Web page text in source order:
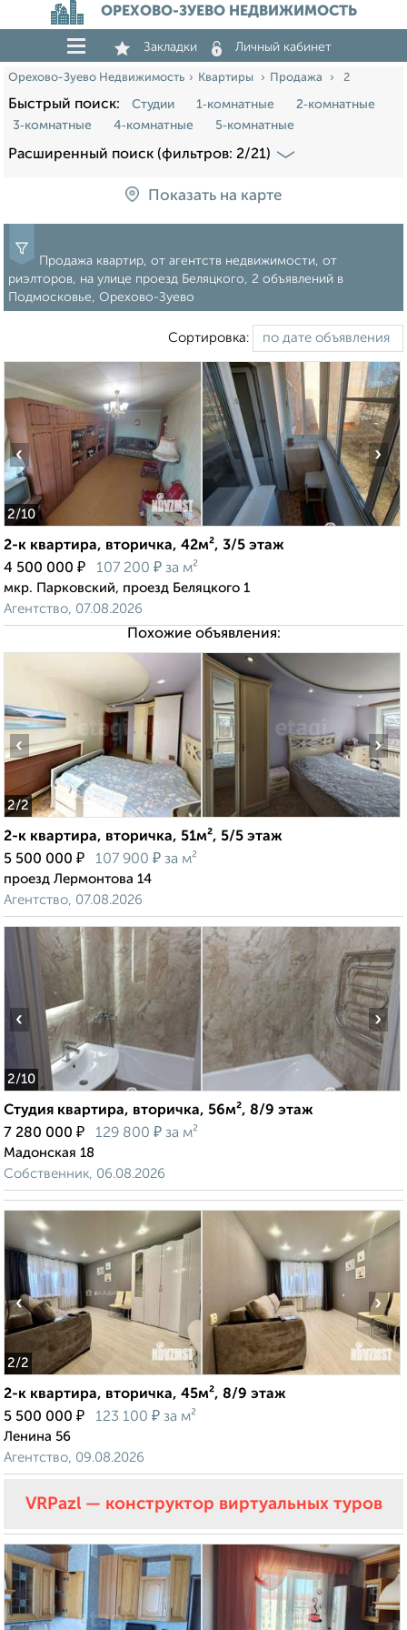
ОРЕХОВО-ЗУЕВО НЕДВИЖИМОСТЬ
Закладки Личный кабинет
Орехово-Зуево Недвижимость Квартиры Продажа 2
Быстрый поиск: Студии 1‑комнатные
2‑комнатные
3‑комнатные
4‑комнатные 5‑комнатные
Расширенный поиск (фильтров: 2/21)
Показать на карте
Продажа квартир, от агентств недвижимости, от
риэлторов, на улице проезд Беляцкого, 2 объявлений в
Подмосковье, Орехово-Зуево
Сортировка:
2/10
‹ ›
2-к квартира, вторичка, 42м², 3/5 этаж
4 500 000 ₽ 107 200 ₽ за м²
мкр. Парковский, проезд Беляцкого 1
Агентство, 07.08.2026
Похожие объявления:
2/2
‹ ›
2-к квартира, вторичка, 51м², 5/5 этаж
5 500 000 ₽ 107 900 ₽ за м²
проезд Лермонтова 14
Агентство, 07.08.2026
2/10
‹ ›
Студия квартира, вторичка, 56м², 8/9 этаж
7 280 000 ₽ 129 800 ₽ за м²
Мадонская 18
Собственник, 06.08.2026
2/2
‹ ›
2-к квартира, вторичка, 45м², 8/9 этаж
5 500 000 ₽ 123 100 ₽ за м²
Ленина 56
Агентство, 09.08.2026
VRPazl — конструктор виртуальных туров